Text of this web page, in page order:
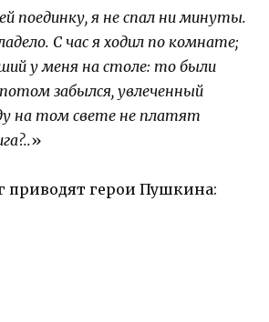
поединку, я не спал ни минуты.
С час я ходил по комнате;
у меня на столе: то были
забылся, увлеченный
на том свете не платят
»
приводят герои Пушкина: